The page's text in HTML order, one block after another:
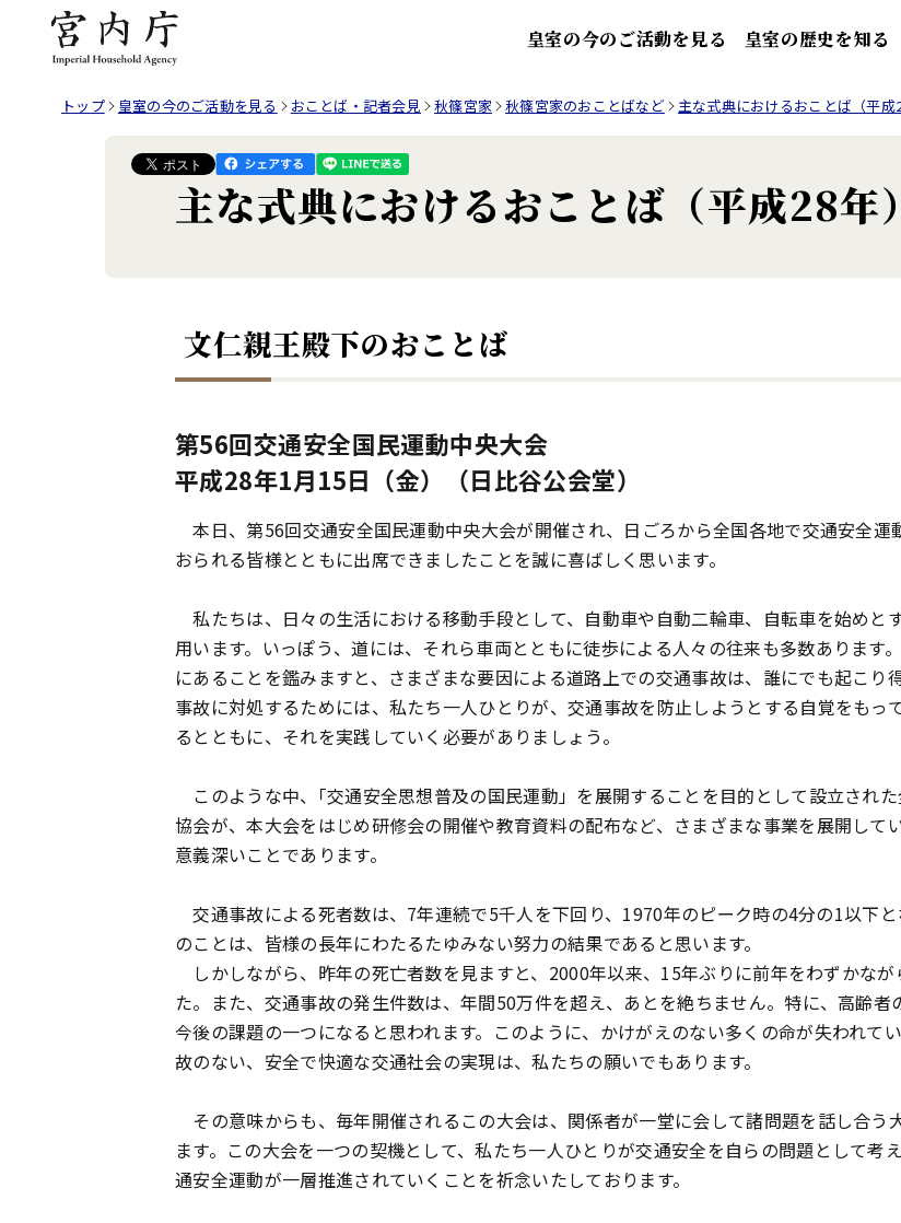
皇室の今のご活動を見る 皇室の歴史を知る
トップ 皇室の今のご活動を見る おことば・記者会見 秋篠宮家 秋篠宮家のおことばなど 主な式典におけるおことば（平成
主な式典におけるおことば（平成28年）
文仁親王殿下のおことば
第56回交通安全国民運動中央大会
平成28年1月15日（金）（日比谷公会堂）
本日、第56回交通安全国民運動中央大会が開催され、日ごろから全国各地で交通安全運
おられる皆様とともに出席できましたことを誠に喜ばしく思います。
私たちは、日々の生活における移動手段として、自動車や自動二輪車、自転車を始めと
用います。いっぽう、道には、それら車両とともに徒歩による人々の往来も多数あります
にあることを鑑みますと、さまざまな要因による道路上での交通事故は、誰にでも起こり
事故に対処するためには、私たち一人ひとりが、交通事故を防止しようとする自覚をもっ
るとともに、それを実践していく必要がありましょう。
このような中、｢交通安全思想普及の国民運動」を展開することを目的として設立され
協会が、本大会をはじめ研修会の開催や教育資料の配布など、さまざまな事業を展開して
意義深いことであります。
交通事故による死者数は、7年連続で5千人を下回り、1970年のピーク時の4分の1以下と
のことは、皆様の長年にわたるたゆみない努力の結果であると思います。
しかしながら、昨年の死亡者数を見ますと、2000年以来、15年ぶりに前年をわずかなが
た。また、交通事故の発生件数は、年間50万件を超え、あとを絶ちません。特に、高齢者
今後の課題の一つになると思われます。このように、かけがえのない多くの命が失われて
故のない、安全で快適な交通社会の実現は、私たちの願いでもあります。
その意味からも、毎年開催されるこの大会は、関係者が一堂に会して諸問題を話し合う
ます。この大会を一つの契機として、私たち一人ひとりが交通安全を自らの問題として考
通安全運動が一層推進されていくことを祈念いたしております。